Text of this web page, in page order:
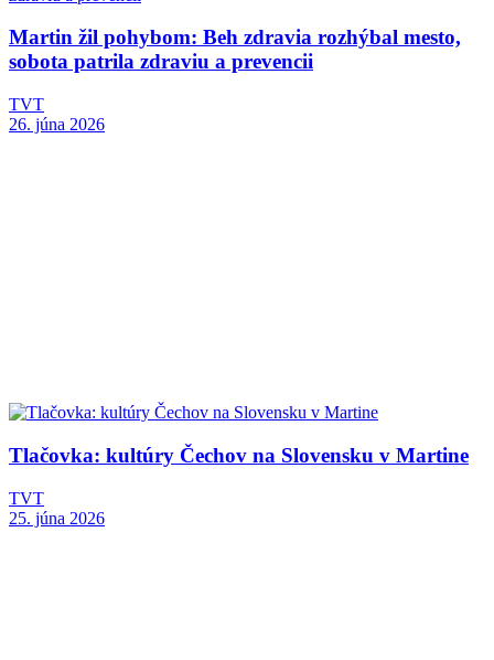
Martin žil pohybom: Beh zdravia rozhýbal mesto,
sobota patrila zdraviu a prevencii
TVT
26. júna 2026
Tlačovka: kultúry Čechov na Slovensku v Martine
TVT
25. júna 2026